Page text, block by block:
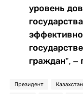
уровень
граждан”, –
Президент Казахстан